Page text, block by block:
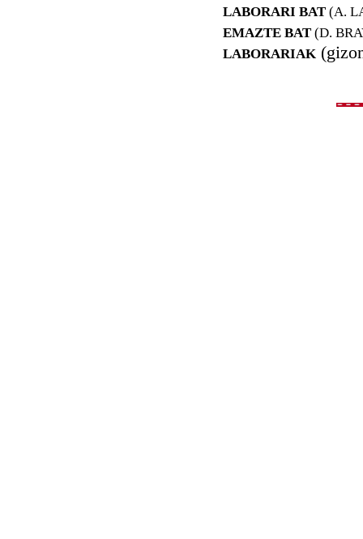
LABORARI BAT (A.
EMAZTE BAT (D.
LABORARIAK